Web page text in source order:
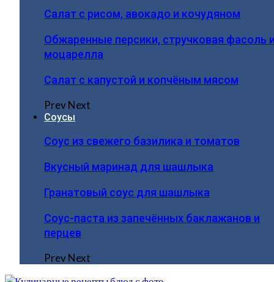
Салат с рисом, авокадо и кочудяном
Обжаренные персики, стручковая фасоль
моцарелла
Салат с капустой и копчёным мясом
PrevNext
Соусы
Соус из свежего базилика и томатов
Вкусный маринад для шашлыка
Гранатовый соус для шашлыка
Соус-паста из запечённых баклажанов и
перцев
PrevNext